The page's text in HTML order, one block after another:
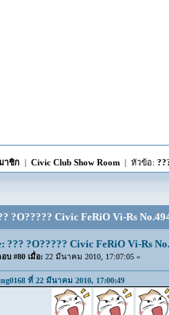
าชิก| Civic Club Show Room| หัวข้อ:
?O????? Civic FeRiO Vi-Rs
??? ?O????? Civic FeRiO Vi-Rs
บ #80 เมื่อ:22 มีนาคม 2010, 17:07:05 »
ที่ 22 มีนาคม 2010, 17:00:49